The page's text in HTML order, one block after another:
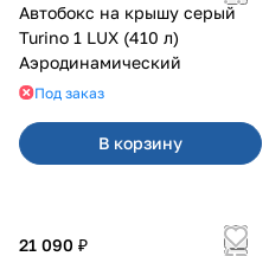
Автобокс на крышу серый
Turino 1 LUX (410 л)
Аэродинамический
Под заказ
В корзину
21 090 ₽